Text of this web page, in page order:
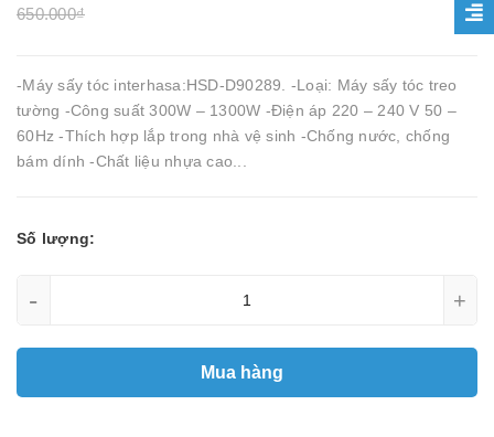
650.000₫
-Máy sấy tóc interhasa:HSD-D90289. -Loại: Máy sấy tóc treo
tường -Công suất 300W – 1300W -Điện áp 220 – 240 V 50 –
60Hz -Thích hợp lắp trong nhà vệ sinh -Chống nước, chống
bám dính -Chất liệu nhựa cao...
Số lượng:
- +
Mua hàng